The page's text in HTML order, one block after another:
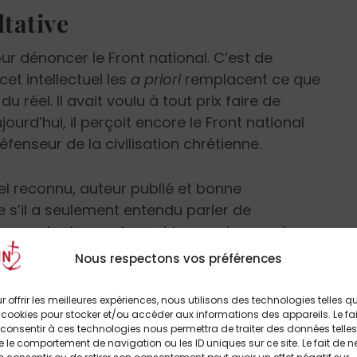
Nous respectons vos préférences
offrir les meilleures expériences, nous utilisons des technologies telles
pour stocker et/ou accéder aux informations des appareils. Le
à ces technologies nous permettra de traiter des données telles
le comportement de navigation ou les ID uniques sur ce site. Le fait de
dénoncer le Front national. C’est de
intellectuel les a priori remplacent ce que
réel. Il avait voulu à tout prix faire de
il perçoit encore le Front national
de la civilisation chrétienne.
reconnu, auteur publié et bonne
a seulement entendu parler de
entre les anciens et les modernes, du
parti et même de l’éviction de Jean-Marie
de Marine Le Pen lorsqu’elle est devenue
la victoire face à son adversaire, de